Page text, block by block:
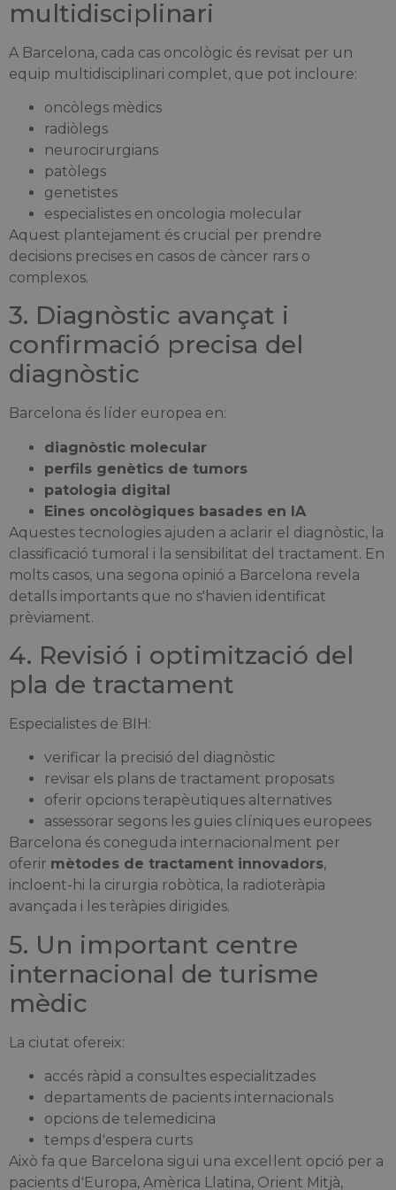
multidisciplinari
A Barcelona, cada cas oncològic és revisat per un
equip multidisciplinari complet, que pot incloure:
oncòlegs mèdics
radiòlegs
neurocirurgians
patòlegs
genetistes
especialistes en oncologia molecular
Aquest plantejament és crucial per prendre
decisions precises en casos de càncer rars o
complexos.
3. Diagnòstic avançat i
confirmació precisa del
diagnòstic
Barcelona és líder europea en:
diagnòstic molecular
perfils genètics de tumors
patologia digital
Eines oncològiques basades en IA
Aquestes tecnologies ajuden a aclarir el diagnòstic, la
classificació tumoral i la sensibilitat del tractament. En
molts casos, una segona opinió a Barcelona revela
detalls importants que no s'havien identificat
prèviament.
4. Revisió i optimització del
pla de tractament
Especialistes de BIH:
verificar la precisió del diagnòstic
revisar els plans de tractament proposats
oferir opcions terapèutiques alternatives
assessorar segons les guies clíniques europees
Barcelona és coneguda internacionalment per
oferir mètodes de tractament innovadors,
incloent-hi la cirurgia robòtica, la radioteràpia
avançada i les teràpies dirigides.
5. Un important centre
internacional de turisme
mèdic
La ciutat ofereix:
accés ràpid a consultes especialitzades
departaments de pacients internacionals
opcions de telemedicina
temps d'espera curts
Això fa que Barcelona sigui una excel·lent opció per a
pacients d'Europa, Amèrica Llatina, Orient Mitjà,